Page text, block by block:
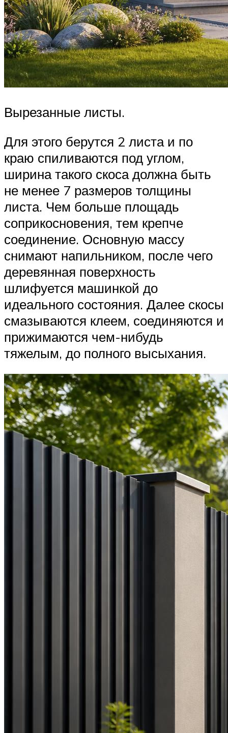
Вырезанные листы.
Для этого берутся 2 листа и по
краю спиливаются под углом,
ширина такого скоса должна быть
не менее 7 размеров толщины
листа. Чем больше площадь
соприкосновения, тем крепче
соединение. Основную массу
снимают напильником, после чего
деревянная поверхность
шлифуется машинкой до
идеального состояния. Далее скосы
смазываются клеем, соединяются и
прижимаются чем-нибудь
тяжелым, до полного высыхания.